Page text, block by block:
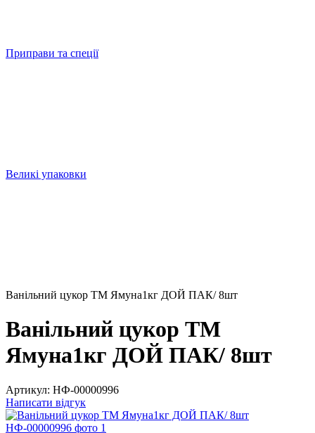
Приправи та спеції
Великі упаковки
Ванільний цукор ТМ Ямуна1кг ДОЙ ПАК/ 8шт
Ванільний цукор ТМ
Ямуна1кг ДОЙ ПАК/ 8шт
Артикул: НФ-00000996
Написати відгук